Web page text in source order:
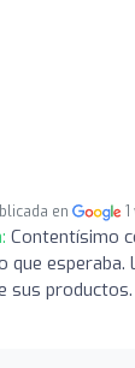
en
Contentísimo
que esperaba.
sus